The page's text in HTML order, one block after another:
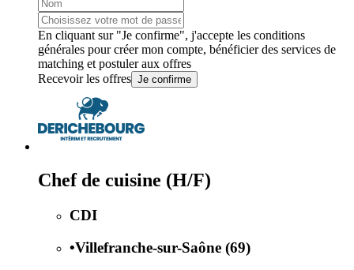
En cliquant sur "Je confirme", j'accepte les conditions
générales pour créer mon compte, bénéficier des services de
matching et postuler aux offres
Recevoir les offres Je confirme
Chef de cuisine (H/F)
CDI
•Villefranche-sur-Saône (69)